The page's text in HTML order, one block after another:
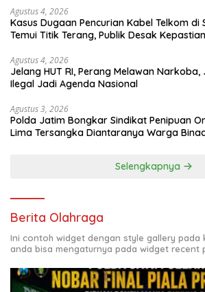
Agustus 4, 2026
Kasus Dugaan Pencurian Kabel Telkom di
Temui Titik Terang, Publik Desak
Agustus 4, 2026
Jelang HUT RI, Perang Melawan Narkoba,
Ilegal Jadi Agenda Nasional
Agustus 3, 2026
Polda Jatim Bongkar Sindikat Penipuan
Lima Tersangka Diantaranya Warga
Selengkapnya
Berita Olahraga
Ini contoh widget dengan style gallery pada
anda bisa mengaturnya pada widget recent